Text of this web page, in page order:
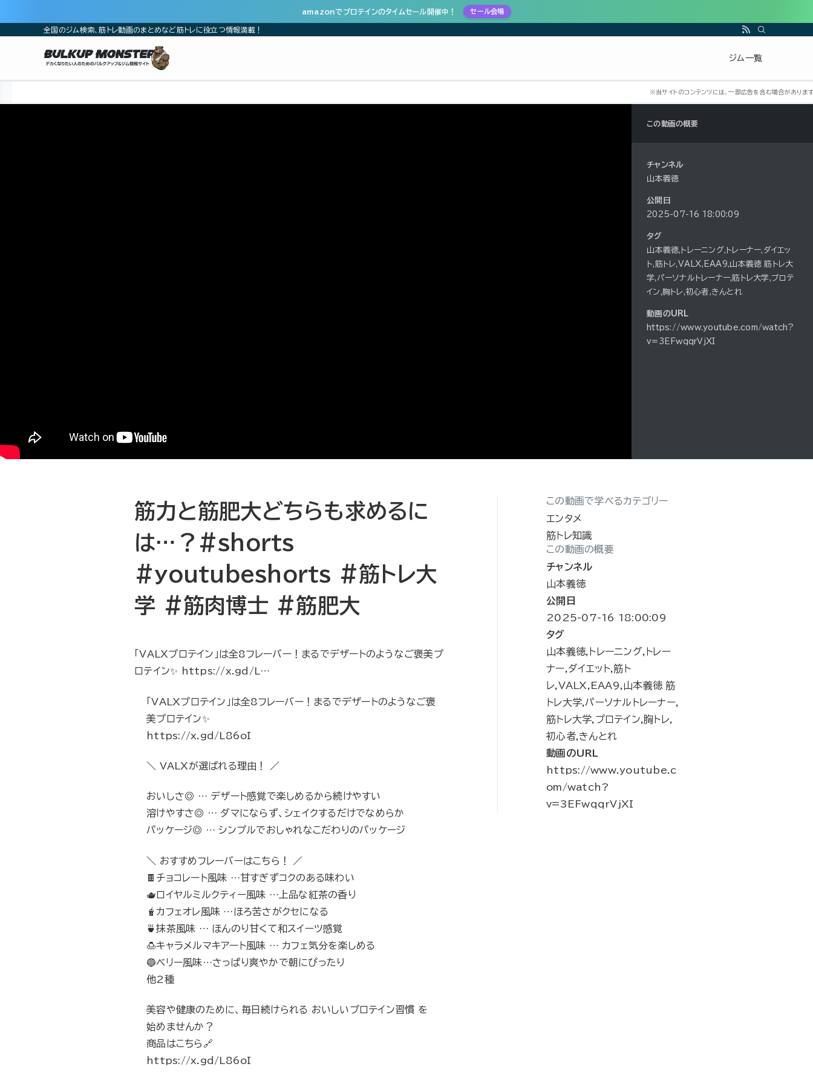
amazonでプロテインのタイムセール開催中！ セール会場
全国のジム検索、筋トレ動画のまとめなど筋トレに役立つ情報満載！
ジム一覧
この動画の概要
チャンネル
山本義徳
公開日
2025-07-16 18:00:09
タグ
山本義徳,トレーニング,トレーナー,ダイエッ
ト,筋トレ,VALX,EAA9,山本義徳 筋トレ大
学,パーソナルトレーナー,筋トレ大学,プロテ
イン,胸トレ,初心者,きんとれ
動画のURL
https://www.youtube.com/watch?
v=3EFwqqrVjXI
筋力と筋肥大どちらも求めるに
は…？#shorts
#youtubeshorts #筋トレ大
学 #筋肉博士 #筋肥大
「VALXプロテイン」は全8フレーバー！まるでデザートのようなご褒美プ
ロテイン✨ https://x.gd/L…
「VALXプロテイン」は全8フレーバー！まるでデザートのようなご褒
美プロテイン✨
https://x.gd/L86oI
＼ VALXが選ばれる理由！ ／
おいしさ◎ … デザート感覚で楽しめるから続けやすい
溶けやすさ◎ … ダマにならず、シェイクするだけでなめらか
パッケージ◎ … シンプルでおしゃれなこだわりのパッケージ
＼ おすすめフレーバーはこちら！ ／
🍫チョコレート風味 …甘すぎずコクのある味わい
🫖ロイヤルミルクティー風味 …上品な紅茶の香り
🧋カフェオレ風味 …ほろ苦さがクセになる
🍵抹茶風味 … ほんのり甘くて和スイーツ感覚
🍮キャラメルマキアート風味 … カフェ気分を楽しめる
🔵ベリー風味…さっぱり爽やかで朝にぴったり
他2種
美容や健康のために、毎日続けられる おいしいプロテイン習慣 を
始めませんか？
商品はこちら🔗
https://x.gd/L86oI
この動画で学べるカテゴリー
エンタメ
筋トレ知識
この動画の概要
チャンネル
山本義徳
公開日
2025-07-16 18:00:09
タグ
山本義徳,トレーニング,トレー
ナー,ダイエット,筋ト
レ,VALX,EAA9,山本義徳 筋
トレ大学,パーソナルトレーナー,
筋トレ大学,プロテイン,胸トレ,
初心者,きんとれ
動画のURL
https://www.youtube.c
om/watch?
v=3EFwqqrVjXI